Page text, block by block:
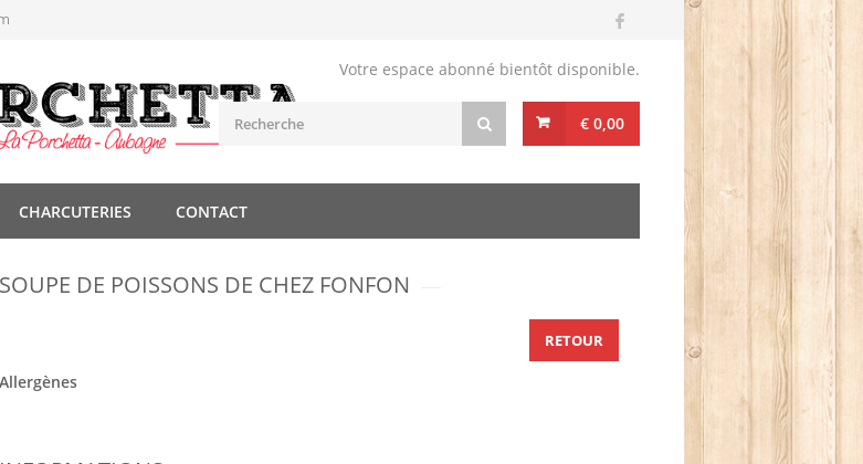
Votre espace abonné bientôt disponible.
€ 0,00
CHARCUTERIES CONTACT
SOUPE DE POISSONS DE CHEZ FONFON
Allergènes
RETOUR